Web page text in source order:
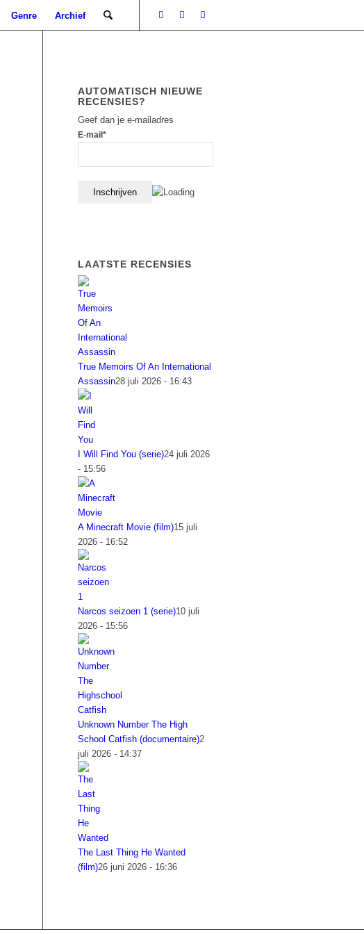
Genre Archief
AUTOMATISCH NIEUWE
RECENSIES?
Geef dan je e-mailadres
E-mail*
LAATSTE RECENSIES
True Memoirs Of An International
Assassin28 juli 2026 - 16:43
I Will Find You (serie)24 juli 2026
- 15:56
A Minecraft Movie (film)15 juli
2026 - 16:52
Narcos seizoen 1 (serie)10 juli
2026 - 15:56
Unknown Number The High
School Catfish (documentaire)2
juli 2026 - 14:37
The Last Thing He Wanted
(film)26 juni 2026 - 16:36